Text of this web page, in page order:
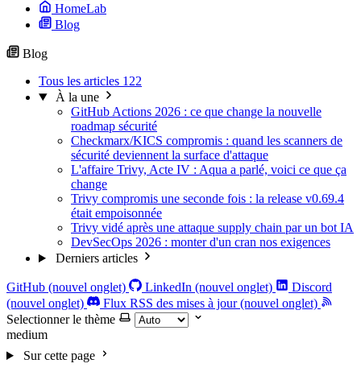
HomeLab
Blog
Blog
Tous les articles 122
À la une
GitHub Actions 2026 : ce que change la nouvelle
roadmap sécurité
Checkmarx/KICS compromis : quand les scanners de
sécurité deviennent la surface d'attaque
L'affaire Trivy, Acte IV : Aqua a parlé, voici ce que ça
change
Trivy compromis une seconde fois : la release v0.69.4
était empoisonnée
Trivy vidé après une attaque supply chain par un bot IA
DevSecOps 2026 : monter d'un cran nos exigences
Derniers articles
GitHub (nouvel onglet) LinkedIn (nouvel onglet)
Discord
(nouvel onglet)
Flux RSS des mises à jour (nouvel onglet)
Selectionner le thème
medium
Sur cette page